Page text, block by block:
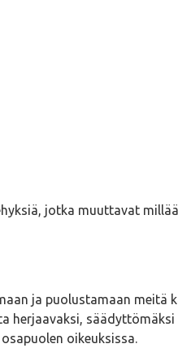
jotka muuttavat
ja puolustamaan meitä
herjaavaksi,
oikeuksissa.